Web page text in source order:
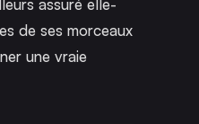
de ses morceaux
une vraie